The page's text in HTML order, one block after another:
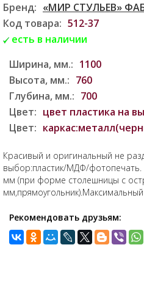
Бренд: «МИР СТУЛЬЕВ»
Код товара: 512-37
есть в наличии
Ширина, мм.: 1100
Высота, мм.: 760
Глубина, мм.: 700
Цвет: цвет пластика на
Цвет:
Красивый и оригинальный не
выбор:пластик/МДФ/
мм (при форме столешницы с
Рекомендовать друзьям: